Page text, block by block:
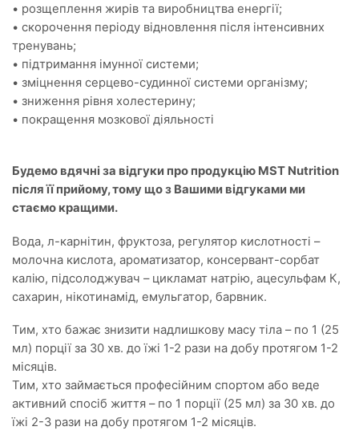
• розщеплення жирів та виробництва енергії;
• скорочення періоду відновлення після інтенсивних
тренувань;
• підтримання імунної системи;
• зміцнення серцево-судинної системи організму;
• зниження рівня холестерину;
• покращення мозкової діяльності
Будемо вдячні за відгуки про продукцію MST Nutrition
після її прийому, тому що з Вашими відгуками ми
стаємо кращими.
Вода, л-карнітин, фруктоза, регулятор кислотності –
молочна кислота, ароматизатор, консервант-сорбат
калію, підсолоджувач – цикламат натрію, ацесульфам К,
сахарин, нікотинамід, емульгатор, барвник.
Тим, хто бажає знизити надлишкову масу тіла – по 1 (25
мл) порції за 30 хв. до їжі 1-2 рази на добу протягом 1-2
місяців.
Тим, хто займається професійним спортом або веде
активний спосіб життя – по 1 порції (25 мл) за 30 хв. до
їжі 2-3 рази на добу протягом 1-2 місяців.